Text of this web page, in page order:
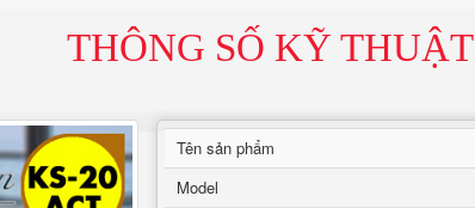
THÔNG SỐ KỸ THUẬT
Tên sản phẩm
Model